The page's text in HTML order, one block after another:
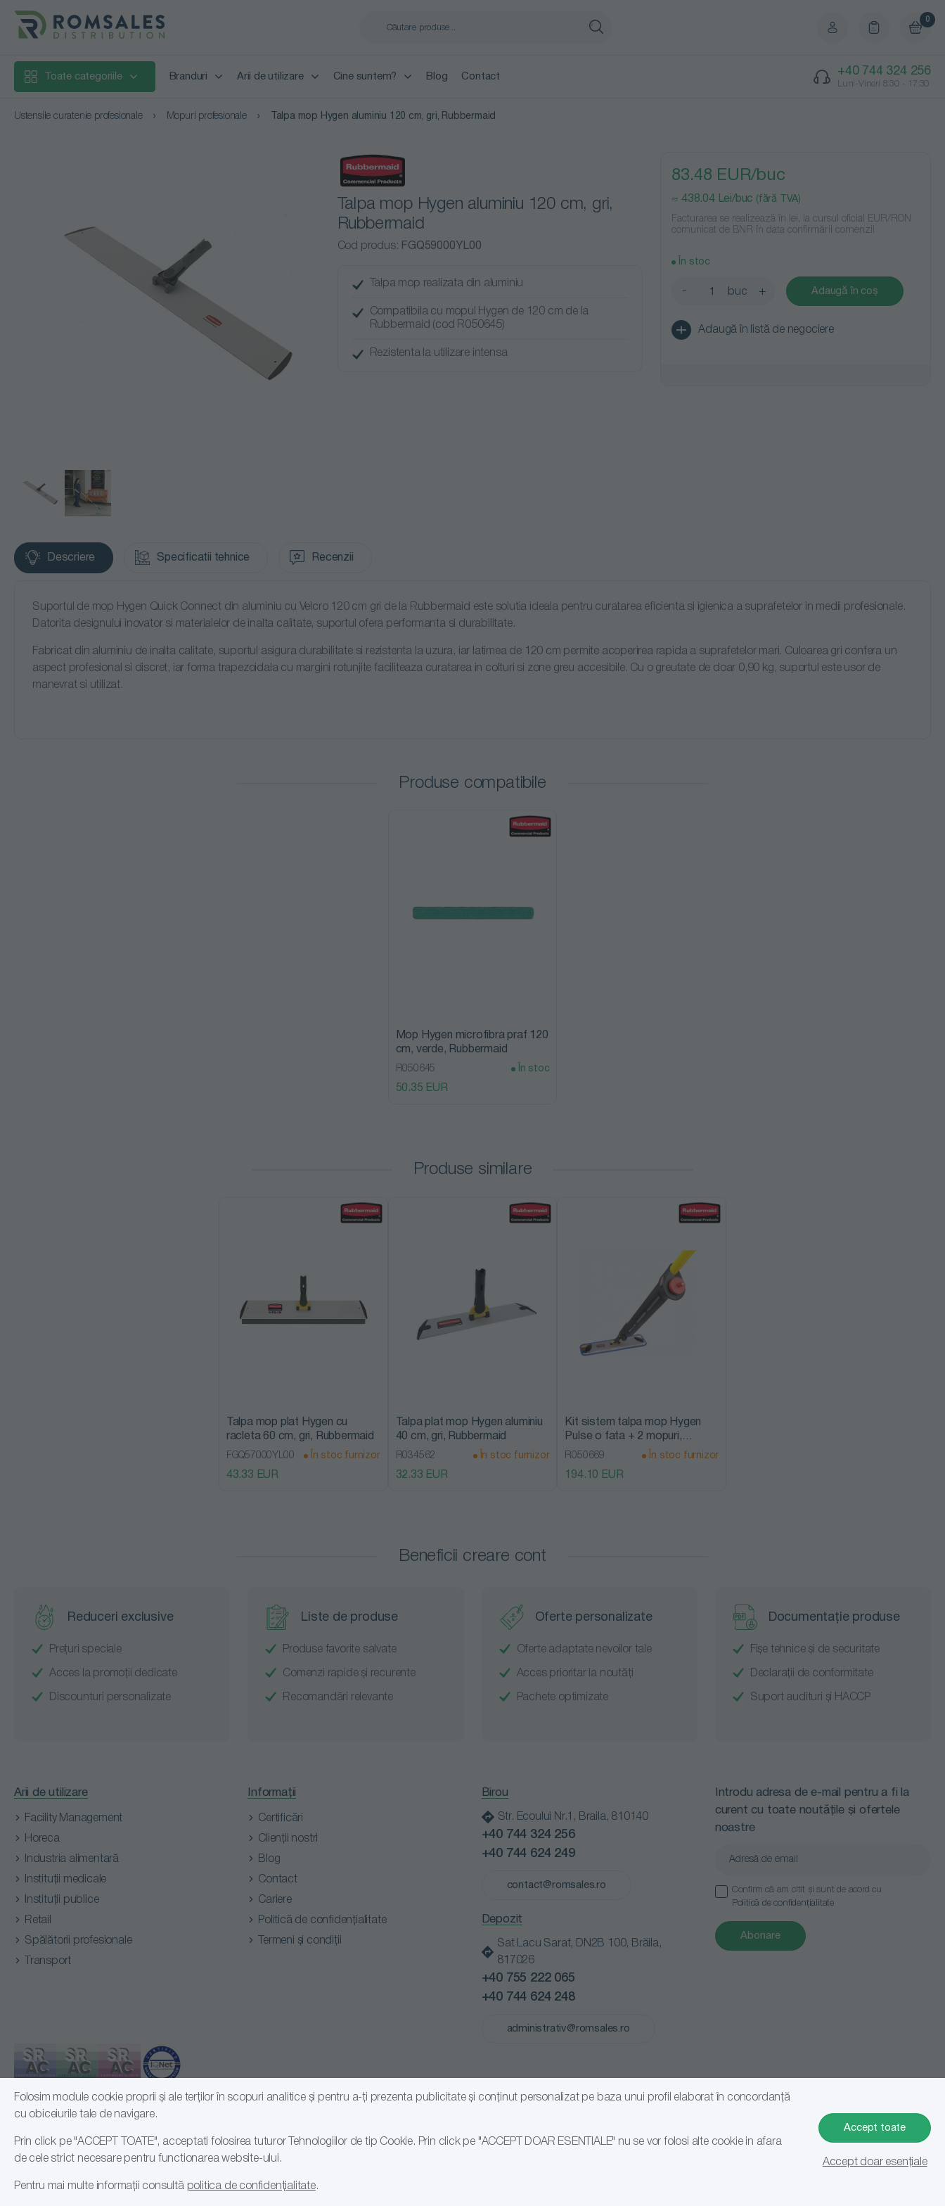
0
Toate categoriile Branduri Arii de utilizare Cine suntem? Blog Contact +40 744 324 256
Luni-Vineri 8:30 - 17:30
Ustensile curatenie profesionale Mopuri profesionale Talpa mop Hygen aluminiu 120 cm, gri, Rubbermaid
Talpa mop Hygen aluminiu 120 cm, gri,
Rubbermaid
Cod produs: FGQ59000YL00
Talpa mop realizata din aluminiu
Compatibila cu mopul Hygen de 120 cm de la
Rubbermaid (cod R050645)
Rezistenta la utilizare intensa
83.48 EUR/buc
≈ 438.04 Lei/buc (fără TVA)
Facturarea se realizează în lei, la cursul oficial EUR/RON
comunicat de BNR în data confirmării comenzii
În stoc
- buc + Adaugă în coș
Adaugă în listă de negociere
Descriere Specificatii tehnice Recenzii
Suportul de mop Hygen Quick Connect din aluminiu cu Velcro 120 cm gri de la Rubbermaid este solutia ideala pentru curatarea eficienta si igienica a suprafetelor in medii profesionale.
Datorita designului inovator si materialelor de inalta calitate, suportul ofera performanta si durabilitate.
Fabricat din aluminiu de inalta calitate, suportul asigura durabilitate si rezistenta la uzura, iar latimea de 120 cm permite acoperirea rapida a suprafetelor mari. Culoarea gri confera un
aspect profesional si discret, iar forma trapezoidala cu margini rotunjite faciliteaza curatarea in colturi si zone greu accesibile. Cu o greutate de doar 0,90 kg, suportul este usor de
manevrat si utilizat.
Produse compatibile
Mop Hygen microfibra praf 120
cm, verde, Rubbermaid
R050645 În stoc
50.35 EUR
Produse similare
Talpa mop plat Hygen cu
racleta 60 cm, gri, Rubbermaid
FGQ57000YL00 În stoc furnizor
43.33 EUR
Talpa plat mop Hygen aluminiu
40 cm, gri, Rubbermaid
R034562 În stoc furnizor
32.33 EUR
Kit sistem talpa mop Hygen
Pulse o fata + 2 mopuri,
galben/negru, Rubbermaid
R050669 În stoc furnizor
194.10 EUR
Beneficii creare cont
Reduceri exclusive
Prețuri speciale
Acces la promoții dedicate
Discounturi personalizate
Liste de produse
Produse favorite salvate
Comenzi rapide și recurente
Recomandări relevante
Oferte personalizate
Oferte adaptate nevoilor tale
Acces prioritar la noutăți
Pachete optimizate
Documentație produse
Fișe tehnice și de securitate
Declarații de conformitate
Suport audituri și HACCP
Arii de utilizare
Facility Management
Horeca
Industria alimentară
Instituții medicale
Instituții publice
Retail
Spălătorii profesionale
Transport
Informații
Certificări
Clienții nostri
Blog
Contact
Cariere
Politică de confidențialitate
Termeni și condiții
Birou
Str. Ecoului Nr.1, Braila, 810140
+40 744 324 256
+40 744 624 249
contact@romsales.ro
Depozit
Sat Lacu Sarat, DN2B 100, Brăila,
817026
+40 755 222 065
+40 744 624 248
administrativ@romsales.ro
Introdu adresa de e-mail pentru a fi la
curent cu toate noutățile și ofertele
noastre
Confirm că am citit și sunt de acord cu
Politică de confidențialitate
Abonare
© 2026 Romsales Distribution SRL, RO24108191
Folosim module cookie proprii și ale terților în scopuri analitice și pentru a-ți prezenta publicitate și conținut personalizat pe baza unui profil elaborat în concordanță
cu obiceiurile tale de navigare.
Prin click pe "ACCEPT TOATE", acceptati folosirea tuturor Tehnologiilor de tip Cookie. Prin click pe "ACCEPT DOAR ESENTIALE" nu se vor folosi alte cookie in afara
de cele strict necesare pentru functionarea website-ului.
Pentru mai multe informații consultă politica de confidențialitate.
Accept toate
Accept doar esențiale